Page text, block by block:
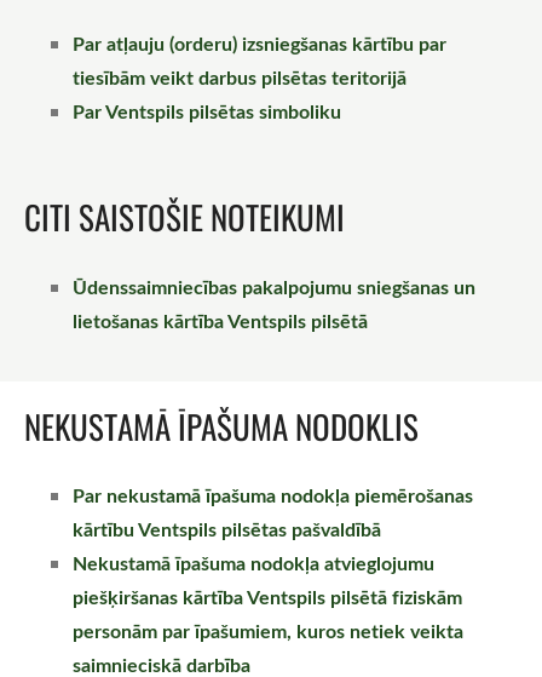
Par atļauju (orderu) izsniegšanas kārtību par
tiesībām veikt darbus pilsētas teritorijā
Par Ventspils pilsētas simboliku
CITI SAISTOŠIE NOTEIKUMI
Ūdenssaimniecības pakalpojumu sniegšanas un
lietošanas kārtība Ventspils pilsētā
NEKUSTAMĀ ĪPAŠUMA NODOKLIS
Par nekustamā īpašuma nodokļa piemērošanas
kārtību Ventspils pilsētas pašvaldībā
Nekustamā īpašuma nodokļa atvieglojumu
piešķiršanas kārtība Ventspils pilsētā fiziskām
personām par īpašumiem, kuros netiek veikta
saimnieciskā darbība